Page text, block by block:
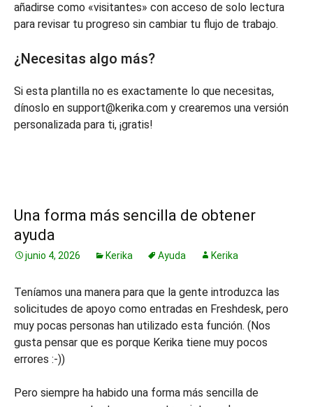
añadirse como «visitantes» con acceso de solo lectura
para revisar tu progreso sin cambiar tu flujo de trabajo.
¿Necesitas algo más?
Si esta plantilla no es exactamente lo que necesitas,
dínoslo en support@kerika.com y crearemos una versión
personalizada para ti, ¡gratis!
Una forma más sencilla de obtener
ayuda
junio 4, 2026 Kerika Ayuda Kerika
Teníamos una manera para que la gente introduzca las
solicitudes de apoyo como entradas en Freshdesk, pero
muy pocas personas han utilizado esta función. (Nos
gusta pensar que es porque Kerika tiene muy pocos
errores :-))
Pero siempre ha habido una forma más sencilla de